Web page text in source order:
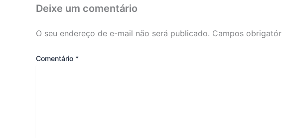
Deixe um comentário
O seu endereço de e-mail não será publicado. Campos
Comentário *